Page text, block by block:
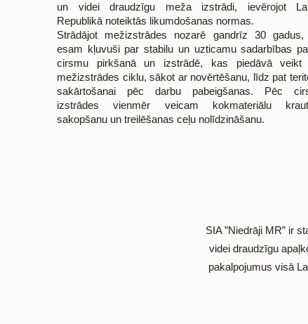
un videi draudzīgu meža izstrādi, ievērojot
Republikā noteiktās likumdošanas normas.
Strādājot mežizstrādes nozarē gandrīz 30
esam kļuvuši par stabilu un uzticamu sadarbības
cirsmu pirkšanā un izstrādē, kas piedāvā veikt
mežizstrādes ciklu, sākot ar novērtēšanu, līdz pat
sakārtošanai pēc darbu pabeigšanas. Pēc
izstrādes vienmēr veicam kokmateriālu
sakopšanu un treilēšanas ceļu nolīdzināšanu.
SIA ”Niedrāji MR” ir
videi draudzīgu
pakalpojumus visā